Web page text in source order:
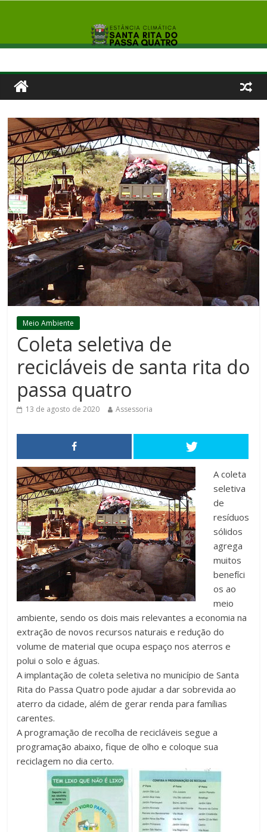
Meio Ambiente
Coleta seletiva de
recicláveis de santa rita do
passa quatro
13 de agosto de 2020 Assessoria
A coleta
seletiva
de
resíduos
sólidos
agrega
muitos
benefíci
os ao
meio
ambiente, sendo os dois mais relevantes a economia na
extração de novos recursos naturais e redução do
volume de material que ocupa espaço nos aterros e
polui o solo e águas.
A implantação de coleta seletiva no município de Santa
Rita do Passa Quatro pode ajudar a dar sobrevida ao
aterro da cidade, além de gerar renda para famílias
carentes.
A programação de recolha de recicláveis segue a
programação abaixo, fique de olho e coloque sua
reciclagem no dia certo.